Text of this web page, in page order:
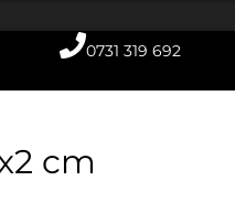
0731 319 692
cm